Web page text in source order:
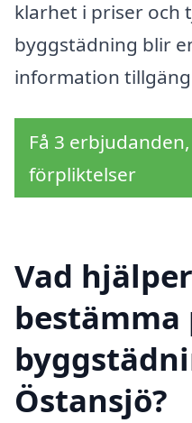
klarhet i priser och
byggstädning blir
information
Få 3
förpliktelser
Vad
bestämma
Östansjö?